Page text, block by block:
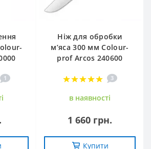
1
Ніж для обробки
м’яса 300 мм Сolour-
prof Arcos 240600
3
в наявностi
1 660 грн.
Купити